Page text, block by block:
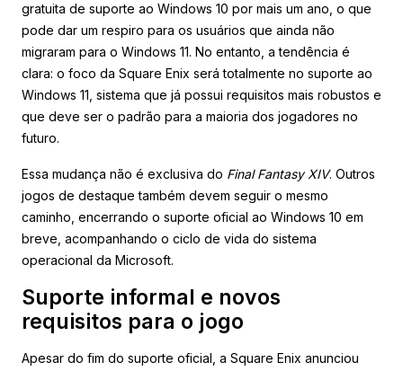
gratuita de suporte ao Windows 10 por mais um ano, o que
pode dar um respiro para os usuários que ainda não
migraram para o Windows 11. No entanto, a tendência é
clara: o foco da Square Enix será totalmente no suporte ao
Windows 11, sistema que já possui requisitos mais robustos e
que deve ser o padrão para a maioria dos jogadores no
futuro.
Essa mudança não é exclusiva do Final Fantasy XIV. Outros
jogos de destaque também devem seguir o mesmo
caminho, encerrando o suporte oficial ao Windows 10 em
breve, acompanhando o ciclo de vida do sistema
operacional da Microsoft.
Suporte informal e novos
requisitos para o jogo
Apesar do fim do suporte oficial, a Square Enix anunciou